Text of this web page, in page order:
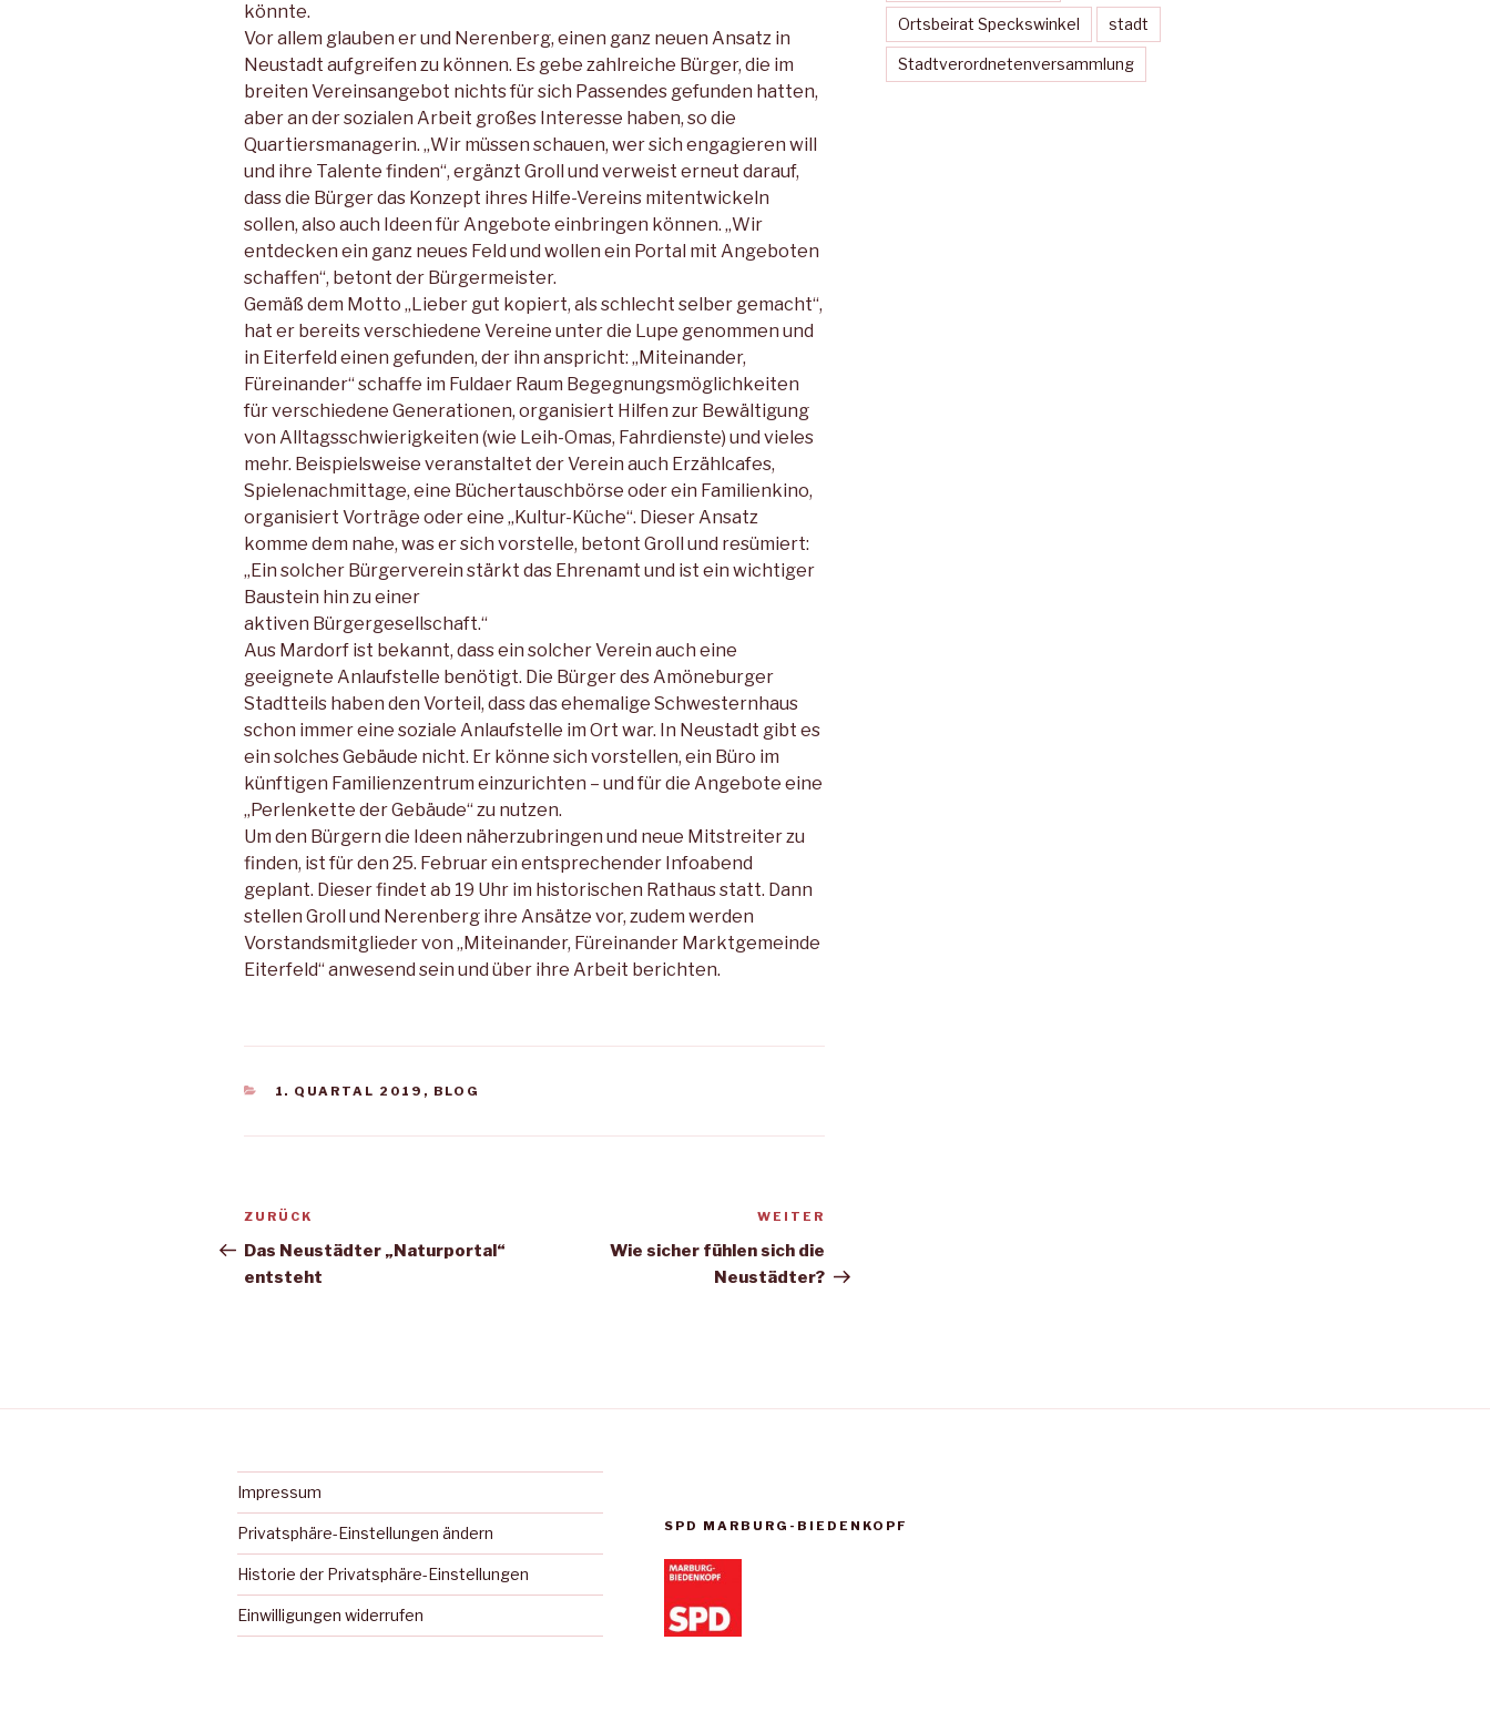
könnte.
Vor allem glauben er und Nerenberg, einen ganz neuen Ansatz in
Neustadt aufgreifen zu können. Es gebe zahlreiche Bürger, die im
breiten Vereinsangebot nichts für sich Passendes gefunden hatten,
aber an der sozialen Arbeit großes Interesse haben, so die
Quartiersmanagerin. „Wir müssen schauen, wer sich engagieren will
und ihre Talente finden“, ergänzt Groll und verweist erneut darauf,
dass die Bürger das Konzept ihres Hilfe-Vereins mitentwickeln
sollen, also auch Ideen für Angebote einbringen können. „Wir
entdecken ein ganz neues Feld und wollen ein Portal mit Angeboten
schaffen“, betont der Bürgermeister.
Gemäß dem Motto „Lieber gut kopiert, als schlecht selber gemacht“,
hat er bereits verschiedene Vereine unter die Lupe genommen und
in Eiterfeld einen gefunden, der ihn anspricht: „Miteinander,
Füreinander“ schaffe im Fuldaer Raum Begegnungsmöglichkeiten
für verschiedene Generationen, organisiert Hilfen zur Bewältigung
von Alltagsschwierigkeiten (wie Leih-Omas, Fahrdienste) und vieles
mehr. Beispielsweise veranstaltet der Verein auch Erzählcafes,
Spielenachmittage, eine Büchertauschbörse oder ein Familienkino,
organisiert Vorträge oder eine „Kultur-Küche“. Dieser Ansatz
komme dem nahe, was er sich vorstelle, betont Groll und resümiert:
„Ein solcher Bürgerverein stärkt das Ehrenamt und ist ein wichtiger
Baustein hin zu einer
aktiven Bürgergesellschaft.“
Aus Mardorf ist bekannt, dass ein solcher Verein auch eine
geeignete Anlaufstelle benötigt. Die Bürger des Amöneburger
Stadtteils haben den Vorteil, dass das ehemalige Schwesternhaus
schon immer eine soziale Anlaufstelle im Ort war. In Neustadt gibt es
ein solches Gebäude nicht. Er könne sich vorstellen, ein Büro im
künftigen Familienzentrum einzurichten – und für die Angebote eine
„Perlenkette der Gebäude“ zu nutzen.
Um den Bürgern die Ideen näherzubringen und neue Mitstreiter zu
finden, ist für den 25. Februar ein entsprechender Infoabend
geplant. Dieser findet ab 19 Uhr im historischen Rathaus statt. Dann
stellen Groll und Nerenberg ihre Ansätze vor, zudem werden
Vorstandsmitglieder von „Miteinander, Füreinander Marktgemeinde
Eiterfeld“ anwesend sein und über ihre Arbeit berichten.
KATEGORIEN
1. QUARTAL 2019 , BLOG
Beitragsnavigation
Vorheriger
Beitrag
ZURÜCK
Das Neustädter „Naturportal“
entsteht
WEITER
Wie sicher fühlen sich die
Neustädter?
Ortsbeirat Speckswinkel stadt
Stadtverordnetenversammlung
Impressum
Privatsphäre-Einstellungen ändern
Historie der Privatsphäre-Einstellungen
Einwilligungen widerrufen
SPD MARBURG-BIEDENKOPF